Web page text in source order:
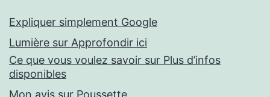
Expliquer simplement Google
Lumière sur Approfondir ici
Ce que vous voulez savoir sur Plus d’infos
disponibles